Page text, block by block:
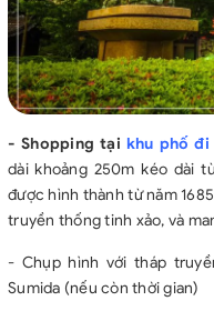
- Shopping tại khu phố đi
dài khoảng 250m kéo dài
được hình thành từ năm
truyền thống tinh xảo, và
- Chụp hình với tháp
Sumida (nếu còn thời gian)